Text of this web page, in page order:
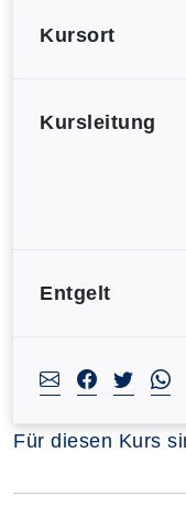
Kursort
Kursleitung
Entgelt
Für diesen Kurs